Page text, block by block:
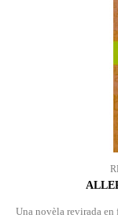
Una novèla revirada en